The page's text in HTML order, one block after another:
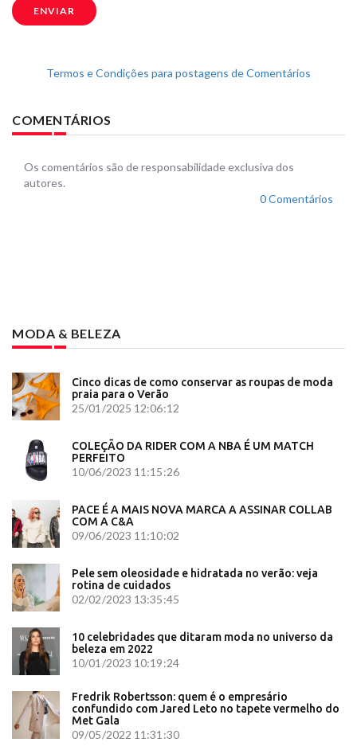
ENVIAR
Termos e Condições para postagens de Comentários
COMENTÁRIOS
Os comentários são de responsabilidade exclusiva dos
autores.
0 Comentários
MODA & BELEZA
Cinco dicas de como conservar as roupas de moda
praia para o Verão
25/01/2025 12:06:12
COLEÇÃO DA RIDER COM A NBA É UM MATCH
PERFEITO
10/06/2023 11:15:26
PACE É A MAIS NOVA MARCA A ASSINAR COLLAB
COM A C&A
09/06/2023 11:10:02
Pele sem oleosidade e hidratada no verão: veja
rotina de cuidados
02/02/2023 13:35:45
10 celebridades que ditaram moda no universo da
beleza em 2022
10/01/2023 10:19:24
Fredrik Robertsson: quem é o empresário
confundido com Jared Leto no tapete vermelho do
Met Gala
09/05/2022 11:31:30